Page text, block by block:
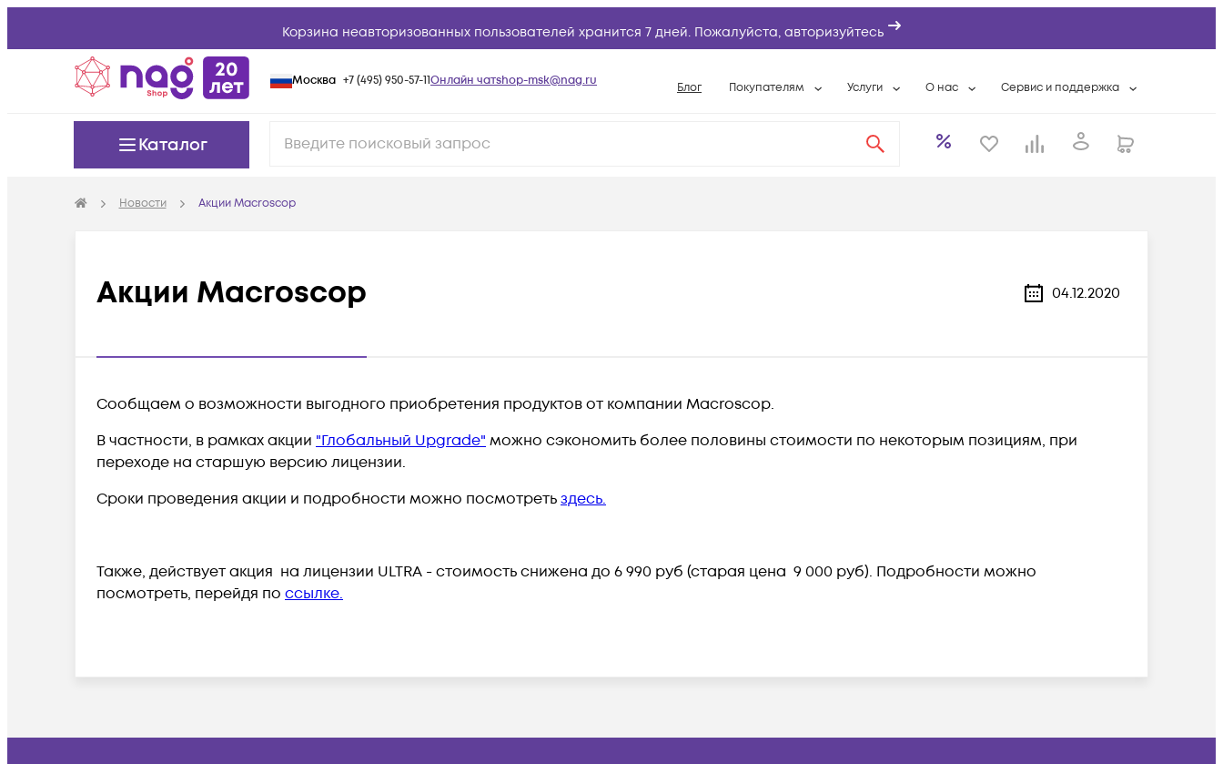
Корзина неавторизованных пользователей хранится 7 дней. Пожалуйста, авторизуйтесь
Москва +7 (495) 950-57-11Онлайн чатshop-msk@nag.ru Блог Покупателям Услуги
Системная интеграция
О нас
Контактная информация
Сервис и поддержка
Контакты сервисных центров
Каталог
Новости Акции Macroscop
Акции Macroscop 04.12.2020
Сообщаем о возможности выгодного приобретения продуктов от компании Macroscop.
В частности, в рамках акции "Глобальный Upgrade" можно сэкономить более половины стоимости по некоторым позициям, при
переходе на старшую версию лицензии.
Сроки проведения акции и подробности можно посмотретьздесь.
Также, действует акция на лицензии ULTRA - стоимость снижена до 6 990 руб (старая цена 9 000 руб). Подробности можно
посмотреть, перейдя по ссылке.